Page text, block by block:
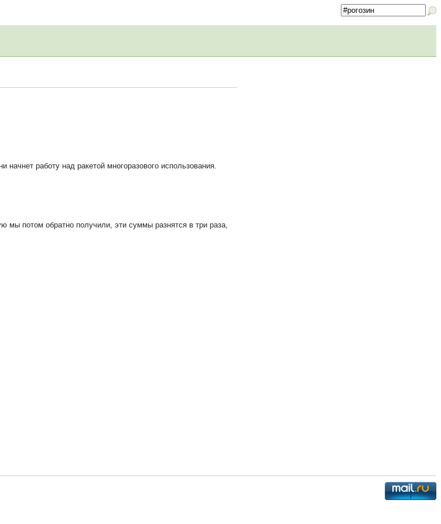
работу над ракетой многоразового использования.
потом обратно получили, эти суммы разнятся в три раза,